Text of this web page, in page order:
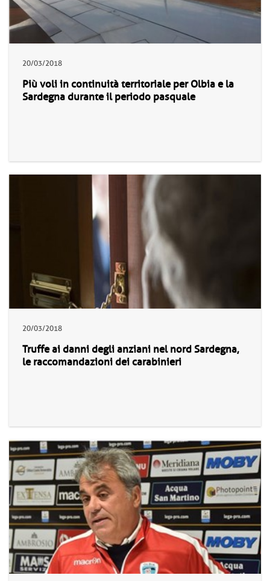
20/03/2018
Più voli in continuità territoriale per Olbia e la
Sardegna durante il periodo pasquale
20/03/2018
Truffe ai danni degli anziani nel nord Sardegna,
le raccomandazioni dei carabinieri